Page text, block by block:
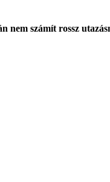
számít rossz